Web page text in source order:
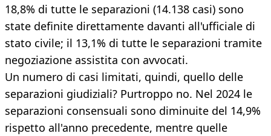
18,8% di tutte le separazioni (14.138 casi) sono
state definite direttamente davanti all'ufficiale di
stato civile; il 13,1% di tutte le separazioni tramite
negoziazione assistita con avvocati.
Un numero di casi limitati, quindi, quello delle
separazioni giudiziali? Purtroppo no. Nel 2024 le
separazioni consensuali sono diminuite del 14,9%
rispetto all'anno precedente, mentre quelle